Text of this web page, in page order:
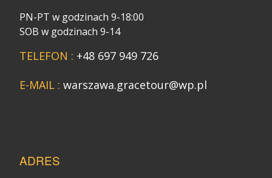
PN-PT w godzinach 9-18:00
SOB w godzinach 9-14
TELEFON : +48 697 949 726
E-MAIL : warszawa.gracetour@wp.pl
ADRES